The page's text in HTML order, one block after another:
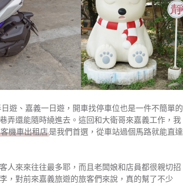
日遊、嘉義一日遊，開車找停車位也是一件不簡單的
弄還能隨時繞進去。這回和大衛哥來嘉義工作，我
機車出租店是我們首選，從車站過個馬路就能直達
人來來往往最多耶，而且老闆娘和店員都很親切招
，對前來嘉義旅遊的旅客們來說，真的幫了不少